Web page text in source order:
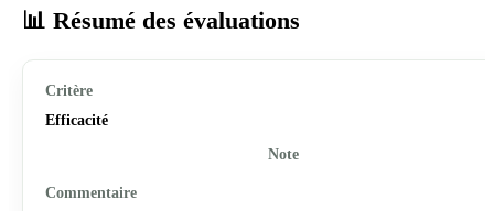
📊 Résumé des évaluations
Efficacité